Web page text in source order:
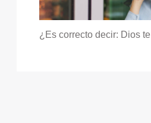
¿Es correcto decir: Dios